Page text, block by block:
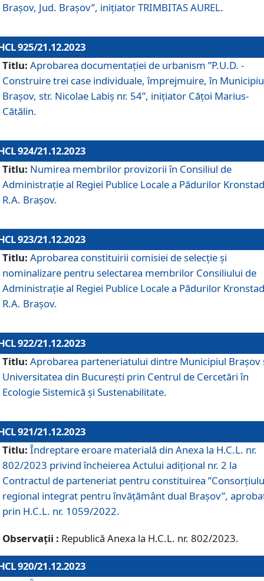
Brașov, Jud. Brașov”, inițiator TRIMBITAS AUREL.
925/21.12.2023
Titlu: Aprobarea documentaţiei de urbanism ”P.U.D. -
Construire trei case individuale, împrejmuire, în
Brașov, str. Nicolae Labiș nr. 54”, inițiator Cățoi Marius-
Cătălin.
924/21.12.2023
Titlu: Numirea membrilor provizorii în Consiliul de
Administraţie al Regiei Publice Locale a Pădurilor
R.A. Brașov.
923/21.12.2023
Titlu: Aprobarea constituirii comisiei de selecție și
nominalizare pentru selectarea membrilor Consiliului de
Administrație al Regiei Publice Locale a Pădurilor
R.A. Brașov.
922/21.12.2023
Titlu: Aprobarea parteneriatului dintre Municipiul Brașov
Universitatea din București prin Centrul de Cercetări în
Ecologie Sistemică și Sustenabilitate.
921/21.12.2023
Titlu: Îndreptare eroare materială din Anexa la H.C.L. nr.
802/2023 privind încheierea Actului adițional nr. 2 la
Contractul de parteneriat pentru constituirea
regional integrat pentru învățământ dual Brașov”,
prin H.C.L. nr. 1059/2022.
Observații : Republică Anexa la H.C.L. nr. 802/2023.
920/21.12.2023